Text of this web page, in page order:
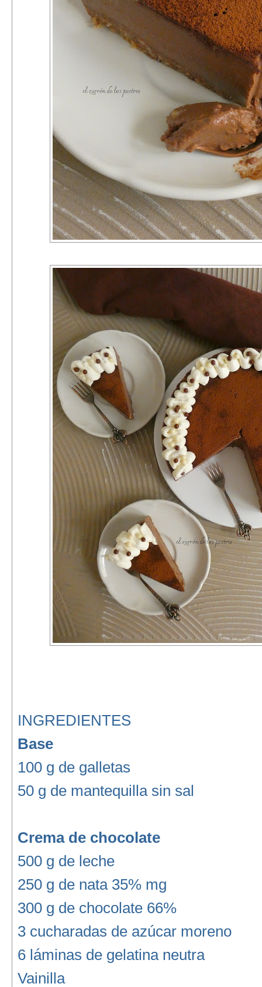
INGREDIENTES
Base
100 g de galletas
50 g de mantequilla sin sal
Crema de chocolate
500 g de leche
250 g de nata 35% mg
300 g de chocolate 66%
3 cucharadas de azúcar moreno
6 láminas de gelatina neutra
Vainilla